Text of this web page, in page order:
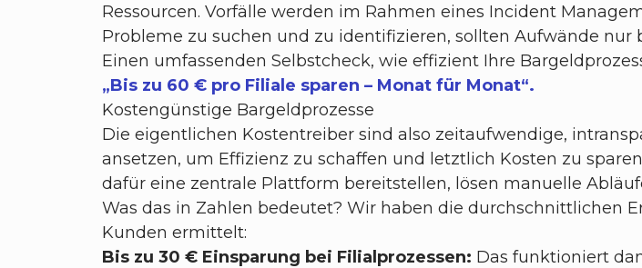
Ressourcen. Vorfälle werden im Rahmen eines Incident
Probleme zu suchen und zu identifizieren, sollten Aufwände nur
Einen umfassenden Selbstcheck, wie effizient Ihre
„Bis zu 60 € pro Filiale sparen – Monat für Monat“.
Kostengünstige Bargeldprozesse
Die eigentlichen Kostentreiber sind also zeitaufwendige,
ansetzen, um Effizienz zu schaffen und letztlich Kosten zu
dafür eine zentrale Plattform bereitstellen, lösen manuelle
Was das in Zahlen bedeutet? Wir haben die durchschnittlichen
Kunden ermittelt:
Bis zu 30 € Einsparung bei Filialprozessen: Das funktioniert